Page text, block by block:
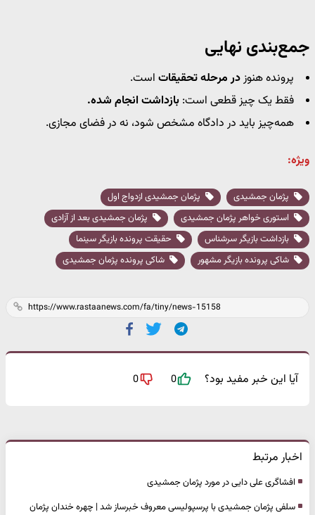
جمع‌بندی نهایی
پرونده هنوزدر مرحله تحقیقات است.
فقط یک چیز قطعی است: بازداشت انجام شده.
همه‌چیز باید در دادگاه مشخص شود، نه در فضای مجازی.
ویژه:
پژمان جمشیدی
پژمان جمشیدی ازدواج اول
استوری خواهر پژمان جمشیدی
پژمان جمشیدی بعد از آزادی
بازداشت بازیگر سرشناس
حقیقت پرونده بازیگر سینما
شاکی پرونده بازیگر مشهور
شاکی پرونده پژمان جمشیدی
آیا این خبر مفید بود؟ 0
0
اخبار مرتبط
افشاگری علی دایی در مورد پژمان جمشیدی
سلفی پژمان جمشیدی با پرسپولیسی معروف خبرساز شد | چهره خندان پژمان